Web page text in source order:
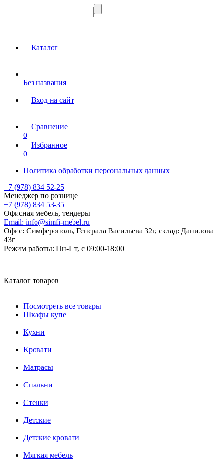
Каталог
Без названия
Вход на сайт
Сравнение
0
Избранное
0
Политика обработки персональных данных
+7 (978) 834 52-25
Менеджер по рознице
+7 (978) 834 53-35
Офисная мебель, тендеры
Email: info@simfi-mebel.ru
Офис: Симферополь, Генерала Васильева 32г, склад: Данилова
43г
Режим работы: Пн-Пт, с 09:00-18:00
Каталог товаров
Посмотреть все товары
Шкафы купе
Кухни
Кровати
Матрасы
Cпальни
Стенки
Детские
Детские кровати
Мягкая мебель